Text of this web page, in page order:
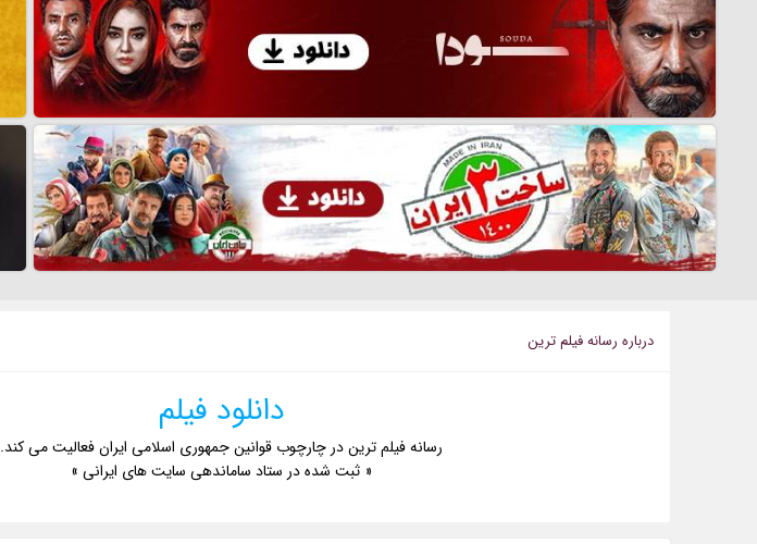
درباره رسانه فیلم ترین
دانلود فیلم
رسانه فیلم ترین در چارچوب قوانین جمهوری اسلامی ایران فعالیت می کند.
« ثبت شده در ستاد ساماندهی سایت های ایرانی »